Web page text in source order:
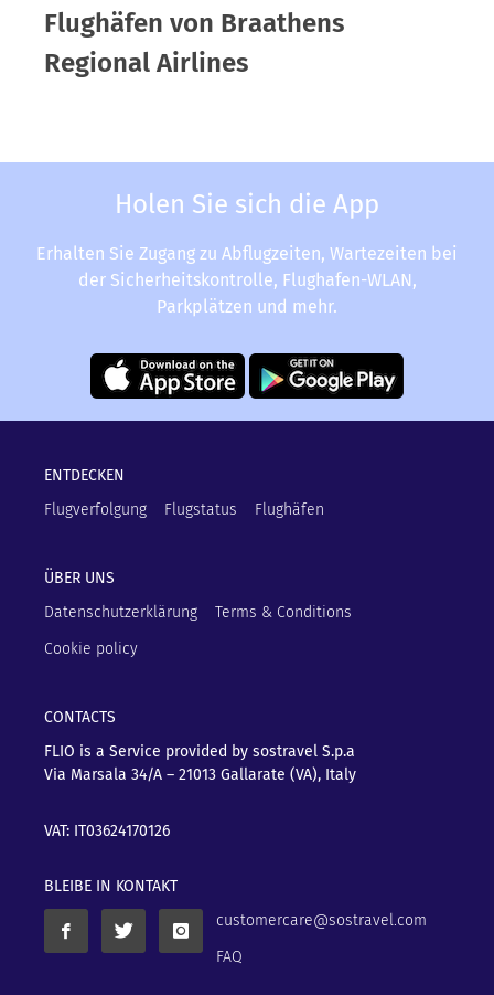
Flughäfen von Braathens
Regional Airlines
Holen Sie sich die App
Erhalten Sie Zugang zu Abflugzeiten, Wartezeiten bei
der Sicherheitskontrolle, Flughafen-WLAN,
Parkplätzen und mehr.
ENTDECKEN
Flugverfolgung
Flugstatus Flughäfen
ÜBER UNS
Datenschutzerklärung
Terms & Conditions
Cookie policy
CONTACTS
FLIO is a Service provided by sostravel S.p.a
Via Marsala 34/A – 21013 Gallarate (VA), Italy
VAT: IT03624170126
BLEIBE IN KONTAKT
customercare@sostravel.com
FAQ